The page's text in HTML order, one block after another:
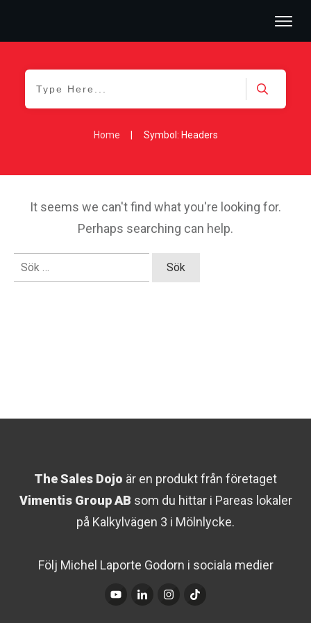
BOKA MÖTE
Home Symbol: Headers
It seems we can't find what you're looking for.
Perhaps searching can help.
Sök
The Sales Dojo är en produkt från företaget
Vimentis Group AB som du hittar i Pareas lokaler
på Kalkylvägen 3 i Mölnlycke.
Följ Michel Laporte Godorn i sociala medier